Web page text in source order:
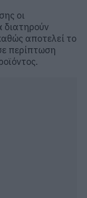
οι
διατηρούν
αποτελεί το
περίπτωση